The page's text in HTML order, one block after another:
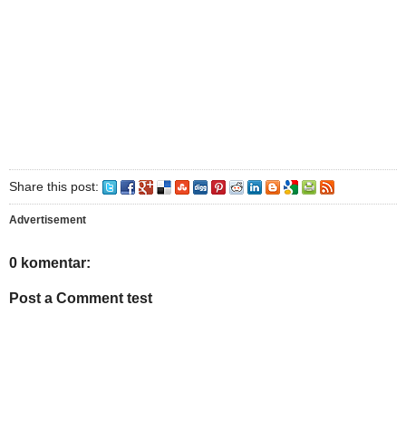
Share this post:
Advertisement
0 komentar:
Post a Comment test